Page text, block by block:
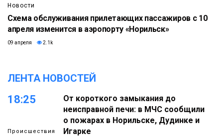
Новости
Схема обслуживания прилетающих пассажиров с 10
апреля изменится в аэропорту «Норильск»
09 апреля 2.1k
ЛЕНТА НОВОСТЕЙ
18:25
Происшествия
От короткого замыкания до
неисправной печи: в МЧС сообщили
о пожарах в Норильске, Дудинке и
Игарке